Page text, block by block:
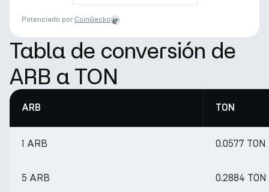
Potenciado por CoinGecko
Tabla de conversión de
ARB a TON
ARB TON
1 ARB 0.0577 TON
5 ARB 0.2884 TON